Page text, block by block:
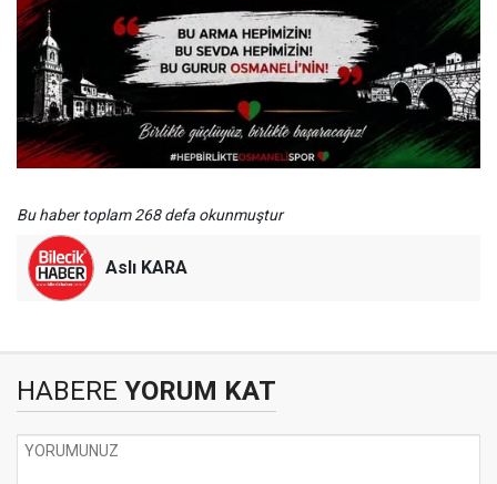
Bu haber toplam 268 defa okunmuştur
Aslı KARA
HABERE YORUM KAT